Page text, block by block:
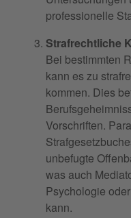
professionelle
Strafrechtliche
Bei bestimmten
kann es zu
kommen. Dies
Vorschriften.
unbefugte
was auch
Psychologie
kann.